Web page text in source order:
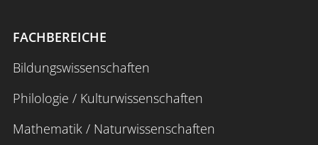
gefunden.
Keine passenden Publikationen gefunden.
FACHBEREICHE
Bildungswissenschaften
Philologie / Kulturwissenschaften
Mathematik / Naturwissenschaften